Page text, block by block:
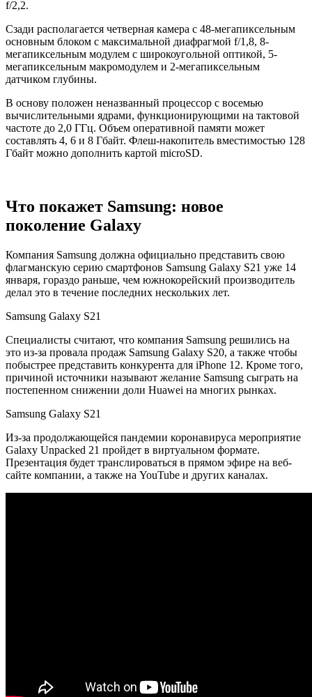
f/2,2.
Сзади располагается четверная камера с 48-мегапиксельным
основным блоком с максимальной диафрагмой f/1,8, 8-
мегапиксельным модулем с широкоугольной оптикой, 5-
мегапиксельным макромодулем и 2-мегапиксельным
датчиком глубины.
В основу положен неназванный процессор с восемью
вычислительными ядрами, функционирующими на тактовой
частоте до 2,0 ГГц. Объем оперативной памяти может
составлять 4, 6 и 8 Гбайт. Флеш-накопитель вместимостью 128
Гбайт можно дополнить картой microSD.
Что покажет Samsung: новое
поколение Galaxy
Компания Samsung должна официально представить свою
флагманскую серию смартфонов Samsung Galaxy S21 уже 14
января, гораздо раньше, чем южнокорейский производитель
делал это в течение последних нескольких лет.
Samsung Galaxy S21
Специалисты считают, что компания Samsung решились на
это из-за провала продаж Samsung Galaxy S20, а также чтобы
побыстрее представить конкурента для iPhone 12. Кроме того,
причиной источники называют желание Samsung сыграть на
постепенном снижении доли Huawei на многих рынках.
Samsung Galaxy S21
Из-за продолжающейся пандемии коронавируса мероприятие
Galaxy Unpacked 21 пройдет в виртуальном формате.
Презентация будет транслироваться в прямом эфире на веб-
сайте компании, а также на YouTube и других каналах.